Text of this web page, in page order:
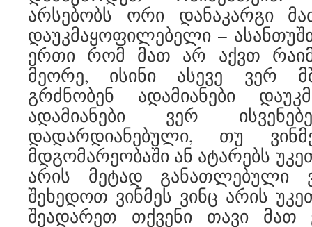
არსებობს ორი დანაკარგი
დაუკმაყოფილებელი –
ერთი რომ მათ არ აქვთ
მეორე, ისინი ასევე ვერ
გრძნობენ ადამიანები
ადამიანები ვერ
დადარდიანებული, თუ
მდგომარეობაში ან ატარებს
არის მეტად განათლებული
შეხედოთ ვინმეს ვინც არის
შეადარეთ თქვენი თავი